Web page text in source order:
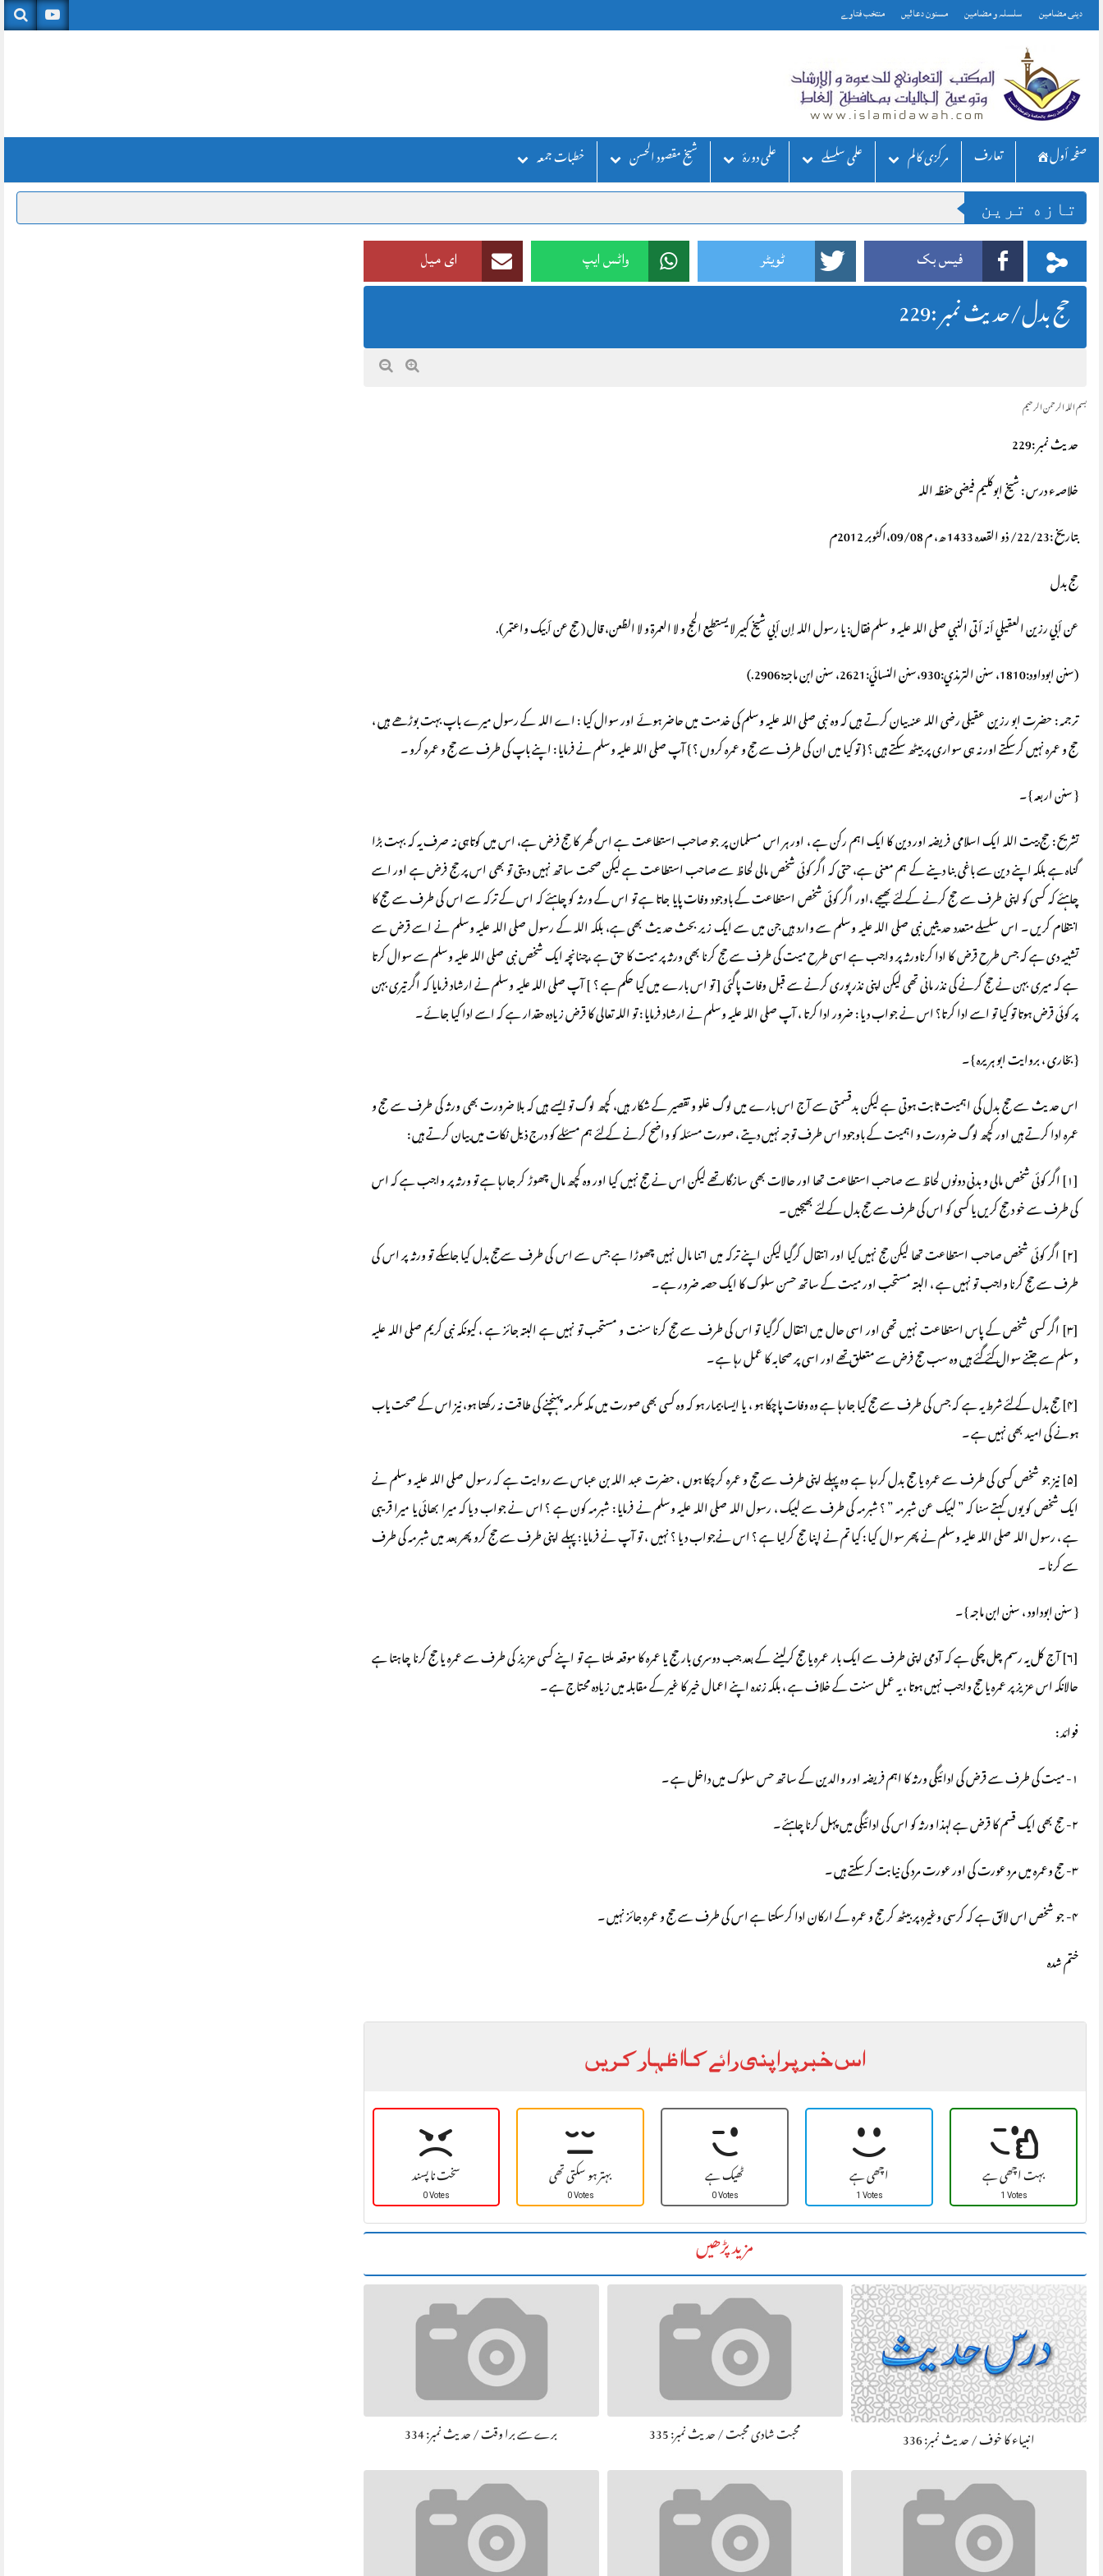
Skipto
content
دینی مضامین سلسلہ و مضامین مسنون دعائیں منتخب فتاوے
صفحه أول تعارف مركزی كالم علمی سلسلے علمی دورۂ شیخ مقصود الحسن خطبات جمعہ
تازه ترين
فیس بک ٹویٹر واٹس ایپ ای میل
حج بدل/حديث نمبر :229
بسم اللہ الرحمن الرحیم
حديث نمبر :229
خلاصہء درس : شیخ ابوکلیم فیضی حفظہ اللہ
بتاریخ :22/23/ ذو القعدہ 1433 ھ، م 09/08،اکٹوبر 2012م
حج بدل
عن أبي رزين العقيلي أنه أتى النبي صلى الله عليه و سلم فقال: يا رسول الله إن أبي شيخ كبير لا يستطيع الحج و لا العمرة و لا الظعن، قال ( حج عن أبيك واعتمر ).
(سنن ابوداود:1810، سنن الترمذي:930،سنن النسائي:2621، سنن ابن ماجة:2906.)
ترجمہ : حضرت ابو رزین عقیلی رضی اللہ عنہ بیان کرتے ہیں کہ وہ نبی صلی اللہ علیہ وسلم کی خدمت میں حاضر ہوئے اور سوال کیا : اے اللہ کے رسول میرے باپ بہت بوڑھے ہیں ،
حج و عمرہ نہیں کرسکتے اور نہ ہی سواری پر بیٹھ سکتے ہیں ؟ { تو کیا میں ان کی طرف سے حج و عمرہ کروں ؟ } آپ صلی اللہ علیہ وسلم نے فرمایا : اپنے باپ کی طرف سے حج و عمرہ کرو ۔
{ سنن اربعہ } ۔
تشریح : حج بیت اللہ ایک اسلامی فریضہ اور دین کا ایک اہم رکن ہے ، اور ہر اس مسلمان پر جو صاحب استطاعت ہے اس گھر کا حج فرض ہے، اس میں کوتاہی نہ صرف یہ کہ بہت بڑا
گناہ ہے بلکہ اپنے دین سے باغی بنا دینے کے ہم معنی ہے، حتی کہ اگر کوئی شخص مالی لحاظ سے صاحب استطاعت ہے لیکن صحت ساتھ نہیں دیتی تو بھی اس پر حج فرض ہے اور اسے
چاہئے کہ کسی کو اپنی طرف سے حج کرنے کے لئے بھیجے ،اور اگر کوئی شخص استطاعت کے باوجود وفات پایا جاتا ہے تو اس کے ورثہ کو چاہئے کہ اس کے ترکہ سے اس کی طرف سے حج کا
انتظام کریں ۔ اس سلسلے متعدد حدیثیں نبی صلی اللہ علیہ وسلم سے وارد ہیں جن میں سے ایک زیر بحث حدیث بھی ہے، بلکہ اللہ کے رسول صلی اللہ علیہ وسلم نے اسے قرض سے
تشبیہ دی ہے کہ جس طرح قرض کا ادا کرناورثہ پر واجب ہے اسی طرح میت کی طرف سے حج کرنا بھی ورثہ پر میت کا حق ہے ،چنانچہ ایک شخص نبی صلی اللہ علیہ وسلم سے سوال کرتا
ہے کہ میری بہن نے حج کرنے کی نذر مانی تھی لیکن اپنی نذر پوری کرنے سے قبل وفات پاگئی [ تو اس بارے میں کیا حکم ہے ؟ ] آپ صلی اللہ علیہ وسلم نے ارشاد فرمایا کہ اگر تیری بہن
پر کوئی قرض ہوتا تو کیا تو اسے ادا کرتا؟ اس نے جواب دیا : ضرور ادا کرتا ، آپ صلی اللہ علیہ وسلم نے ارشاد فرمایا : تو اللہ تعالی کا قرض زیادہ حقدار ہے کہ اسے ادا کیا جائے ۔
{ بخاری ، بروایت ابو ہریرہ } ۔
اس حدیث سے حج بدل کی اہمیت ثابت ہوتی ہے لیکن بدقسمتی سے آج اس بارے میں لوگ غلو و تقصیر کے شکار ہیں، کچھ لوگ تو ایسے ہیں کہ بلا ضرورت بھی ورثہ کی طرف سے حج و
عمرہ ادا کرتے ہیں اور کچھ لوگ ضرورت و اہمیت کے باوجود اس طرف توجہ نہیں دیتے ، صورت مسئلہ کو واضح کرنے کے لئے ہم مسئلے کو درج ذیل نکات میں بیان کرتے ہیں :
[۱] اگر کوئی شخص مالی و بدنی دونوں لحاظ سے صاحب استطاعت تھا اور حالات بھی سازگار تھے لیکن اس نے حج نہیں کیا اور وہ کچھ مال چھوڑ کر جارہا ہے تو ورثہ پر واجب ہے کہ اس
کی طرف سے خو د حج کریں یا کسی کو اس کی طرف سے حج بدل کے لئے بھیجیں ۔
[۲] اگر کوئی شخص صاحب استطاعت تھا لیکن حج نہیں کیا اور انتقال کرگیا لیکن اپنے ترکہ میں اتنا مال نہیں چھوڑا ہے جس سے اس کی طرف سےحج بدل کیا جاسکے تو ورثہ پر اس کی
طرف سے حج کرنا واجب تو نہیں ہے ، البتہ مستحب اور میت کے ساتھ حسن سلوک کا ایک حصہ ضرور ہے ۔
[۳] اگر کسی شخص کے پاس استطاعت نہیں تھی اور اسی حال میں انتقال کرگیا تو اس کی طرف سے حج کرنا سنت و مستحب تو نہیں ہے البتہ جائز ہے ، کیونکہ نبی کریم صلی اللہ علیہ
وسلم سے جتنے سوال کئے گئے ہیں وہ سب حج فرض سے متعلق تھے اور اسی پر صحابہ کا عمل رہا ہے ۔
[۴] حج بدل کے لئے شرط یہ ہے کہ جس کی طرف سے حج کیا جارہا ہے وہ وفات پاچکا ہو ، یا ایسا بیمار ہو کہ وہ کسی بھی صورت میں مکہ مکرمہ پہنچنے کی طاقت نہ رکھتا ہو، نیز اس کے صحت یاب
ہونے کی امید بھی نہیں ہے ۔
[۵] نیز جو شخص کسی کی طرف سے عمرہ یا حج بدل کررہا ہے وہ پہلے اپنی طرف سے حج و عمرہ کرچکا ہوں ، حضرت عبد اللہ بن عباس سے روایت ہے کہ رسول صلی اللہ علیہ وسلم نے
ایک شخص کو یوں کہتے سنا کہ ” لبیک عن شبرمہ ” ؟ شبرمہ کی طرف سے لبیک ، رسول اللہ صلی اللہ علیہ وسلم نے فرمایا : شبرمہ کون ہے ؟ اس نے جواب دیا کہ میرا بھائی یا میرا قریبی
ہے ، رسول اللہ صلی اللہ علیہ وسلم نے پھر سوال کیا : کیا تم نے اپنا حج کرلیا ہے ؟ اس نےجواب دیا ؟ نہیں ، تو آپ نے فرمایا : پہلے اپنی طرف سے حج کرو پھر بعد میں شبرمہ کی طرف
سے کرنا ۔
{ سنن ابوداود ، سنن ابن ماجہ } ۔
[۶] آج کل یہ رسم چل چکی ہے کہ آدمی اپنی طرف سے ایک بار عمرہ یا حج کرلینے کے بعد جب دوسری بار حج یا عمرہ کا موقعہ ملتا ہے تو اپنے کسی عزیز کی طرف سے عمرہ یا حج کرنا چاہتا ہے
حالانکہ اس عزیز پر عمرہ یا حج واجب نہیں ہوتا ، یہ عمل سنت کے خلاف ہے ، بلکہ زندہ اپنے اعمال خیر کا غیر کے مقابلہ میں زیادہ محتاج ہے ۔
فوائد :
۱- میت کی طرف سے قرض کی ادائیگی ورثہ کا اہم فریضہ اور والدین کے ساتھ حس سلوک میں داخل ہے ۔
۲- حج بھی ایک قسم کا قرض ہے لہذا ورثہ کو اس کی ادائیگی میں پہل کرنا چاہئے ۔
۳- حج وعمرہ میں مرد عورت کی اور عورت مرد کی نیابت کرسکتے ہیں ۔
۴- جو شخص اس لائق ہے کہ کرسی وغیرہ پر بیٹھ کر حج و عمرہ کے ارکان ادا کرسکتا ہے اس کی طرف سے حج و عمرہ جائز نہیں ۔
ختم شدہ
اس خبر پر اپنی رائے کا اظہار کریں
سخت نا پسند
0 Votes بہتر ہو سکتی تھی
0 Votes ٹھیک ہے
0 Votes اچھی ہے
1 Votes بہت اچھی ہے
1 Votes
مزید پڑھیں
انبیاء کا خوف / حديث نمبر: 336 محبت شادی محبت / حديث نمبر: 335 برے سے برا وقت / حديث نمبر: 334